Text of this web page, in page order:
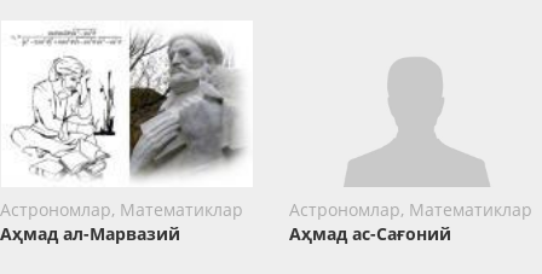
Астрономлар, Математиклар
Аҳмад ал-Марвазий
Астрономлар, Математиклар
Аҳмад ас-Сағоний